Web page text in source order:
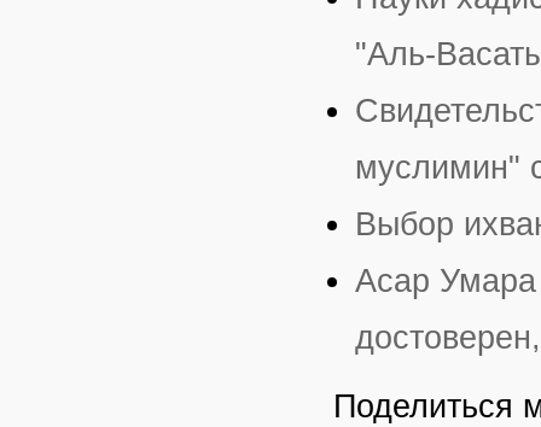
"Аль-
муслимин"
Выбор
Асар Умара
Поделиться